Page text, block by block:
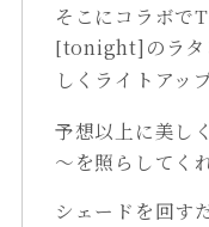
そこにコラボで
[tonight]のラ
しくライトアッ
予想以上に美し
～を照らしてく
シェードを回す